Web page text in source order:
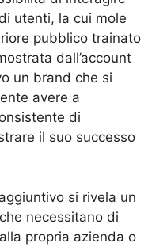
utenti, la cui mole
pubblico trainato
dall’account
un brand che si
avere a
di
il suo successo
si rivela un
necessitano di
propria azienda o